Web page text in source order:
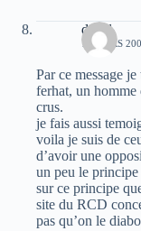
djalel
17 MARS
Par ce message
ferhat, un homme
crus.
je fais aussi
voila je suis de
d’avoir une
un peu le principe
sur ce principe
site du RCD
pas qu’on le